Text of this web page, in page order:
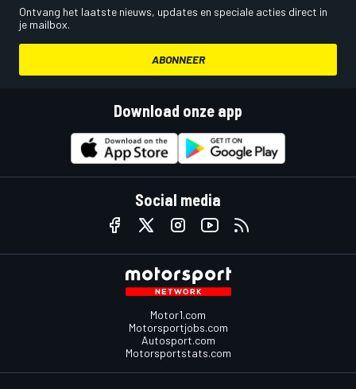
Ontvang het laatste nieuws, updates en speciale acties direct in
je mailbox.
ABONNEER
Download onze app
Social media
Motor1.com
Motorsportjobs.com
Autosport.com
Motorsportstats.com